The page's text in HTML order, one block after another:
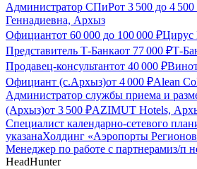
Администратор СПиРот 3 500 до 4 500
Геннадиевна, Архыз
Официантот 60 000 до 100 000 ₽Цирус
Представитель Т-Банкаот 77 000 ₽Т-
Продавец-консультантот 40 000 ₽
Официант (с.Архыз)от 4 000 ₽Alean
Администратор службы приема и
(Архыз)от 3 500 ₽AZIMUT Hotels,
Специалист календарно-сетевого
указанаХолдинг «Аэропорты
Менеджер по работе с партнерамиз/п
HeadHunter